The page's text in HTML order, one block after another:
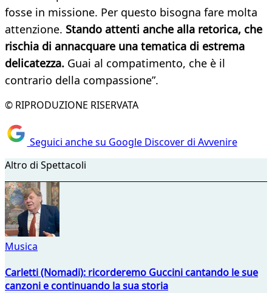
fosse in missione. Per questo bisogna fare molta
attenzione. Stando attenti anche alla retorica, che
rischia di annacquare una tematica di estrema
delicatezza. Guai al compatimento, che è il
contrario della compassione”.
© RIPRODUZIONE RISERVATA
Seguici anche su Google Discover di Avvenire
Altro di Spettacoli
Musica
Carletti (Nomadi): ricorderemo Guccini cantando le sue
canzoni e continuando la sua storia